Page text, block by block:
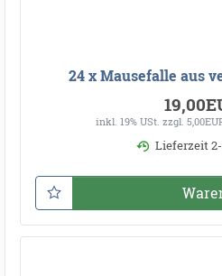
24 x Mausefalle aus
inkl. 19% USt. zzgl.
Lieferzeit 2-